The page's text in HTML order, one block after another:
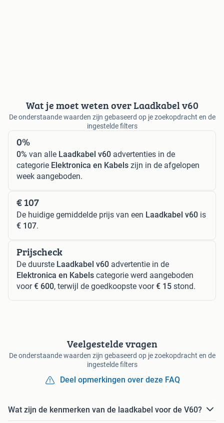
Wat je moet weten over Laadkabel v60
De onderstaande waarden zijn gebaseerd op je zoekopdracht en de
ingestelde filters
0%
0% van alle Laadkabel v60 advertenties in de
categorie Elektronica en Kabels zijn in de afgelopen
week aangeboden.
€ 107
De huidige gemiddelde prijs van een Laadkabel v60 is
€ 107.
Prijscheck
De duurste Laadkabel v60 advertentie in de
Elektronica en Kabels categorie werd aangeboden
voor€ 600, terwijl de goedkoopste voor€ 15 stond.
Veelgestelde vragen
De onderstaande waarden zijn gebaseerd op je zoekopdracht en de
ingestelde filters
Deel opmerkingen over deze FAQ
Wat zijn de kenmerken van de laadkabel voor de V60?